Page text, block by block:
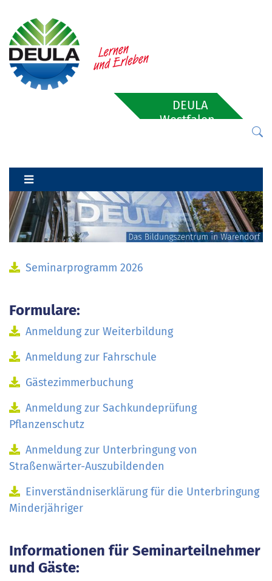
DEULA
Westfalen-
Seminarprogramm 2026
Formulare:
Anmeldung zur Weiterbildung
Anmeldung zur Fahrschule
Gästezimmerbuchung
Anmeldung zur Sachkundeprüfung
Pflanzenschutz
Anmeldung zur Unterbringung von
Straßenwärter-Auszubildenden
Einverständniserklärung für die Unterbringung
Minderjähriger
Informationen für Seminarteilnehmer
und Gäste: